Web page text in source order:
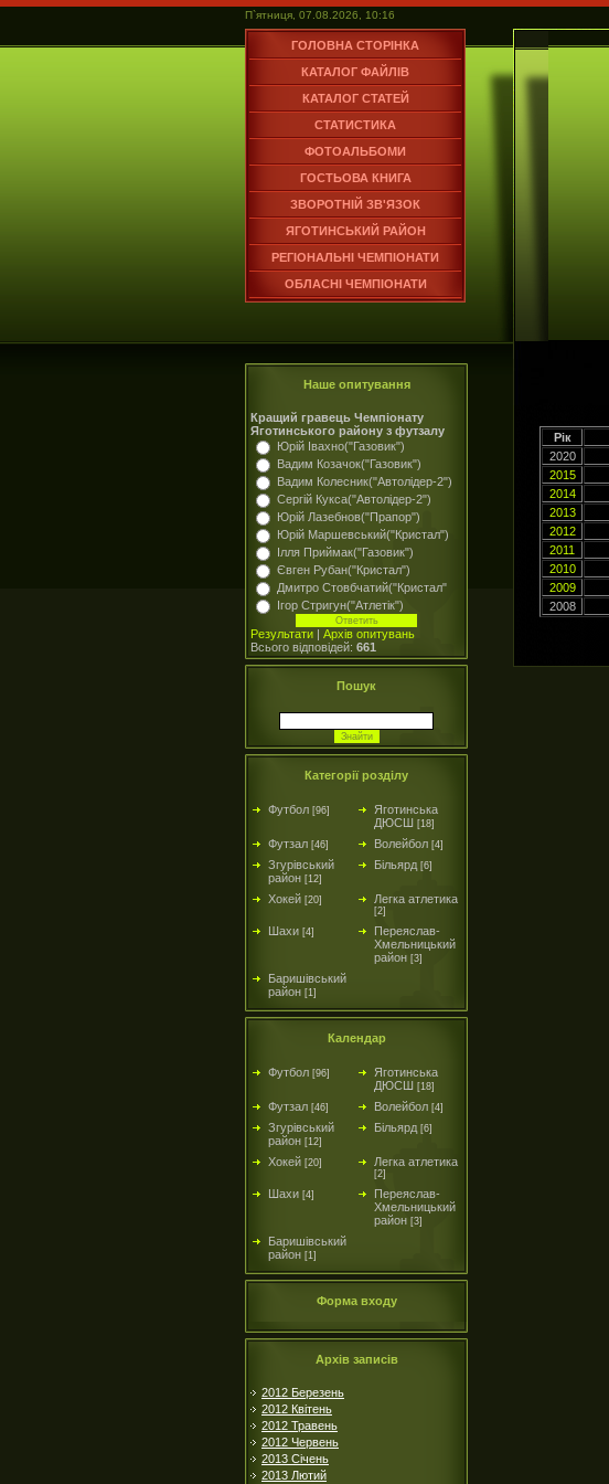
П`ятниця, 07.08.2026, 10:16
ГОЛОВНА СТОРІНКА
КАТАЛОГ ФАЙЛІВ
КАТАЛОГ СТАТЕЙ
СТАТИСТИКА
ФОТОАЛЬБОМИ
ГОСТЬОВА КНИГА
ЗВОРОТНІЙ ЗВ'ЯЗОК
ЯГОТИНСЬКИЙ РАЙОН
РЕГІОНАЛЬНІ ЧЕМПІОНАТИ
ОБЛАСНІ ЧЕМПІОНАТИ
Наше опитування
Кращий гравець Чемпіонату
Яготинського району з футзалу
Юрій Івахно("Газовик")
Вадим Козачок("Газовик")
Вадим Колесник("Автолідер-2")
Сергій Кукса("Автолідер-2")
Юрій Лазебнов("Прапор")
Юрій Маршевський("Кристал")
Ілля Приймак("Газовик")
Євген Рубан("Кристал")
Дмитро Стовбчатий("Кристал"
Ігор Стригун("Атлетік")
Результати | Архів опитувань
Всього відповідей: 661
Пошук
Категорії розділу
Футбол [96]
Яготинська
ДЮСШ [18]
Футзал [46] Волейбол [4]
Згурівський
район [12]
Більярд [6]
Хокей [20] Легка атлетика
[2]
Шахи [4]
Переяслав-
Хмельницький
район [3]
Баришівський
район [1]
Календар
Футбол [96]
Яготинська
ДЮСШ [18]
Футзал [46] Волейбол [4]
Згурівський
район [12]
Більярд [6]
Хокей [20] Легка атлетика
[2]
Шахи [4]
Переяслав-
Хмельницький
район [3]
Баришівський
район [1]
Форма входу
Архів записів
2012 Березень
2012 Квітень
2012 Травень
2012 Червень
2013 Січень
2013 Лютий
Рік
2020
2015
2014
2013
2012
2011
2010
2009
2008